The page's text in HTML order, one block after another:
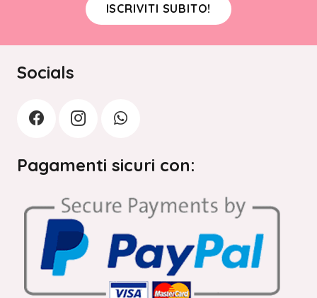
ISCRIVITI SUBITO!
Socials
Pagamenti sicuri con: